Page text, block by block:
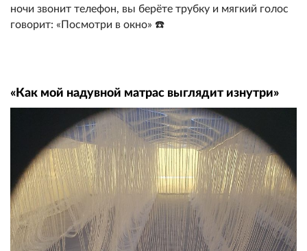
ночи звонит телефон, вы берёте трубку и мягкий голос
говорит: «Посмотри в окно» ☎️
«Как мой надувной матрас выглядит изнутри»